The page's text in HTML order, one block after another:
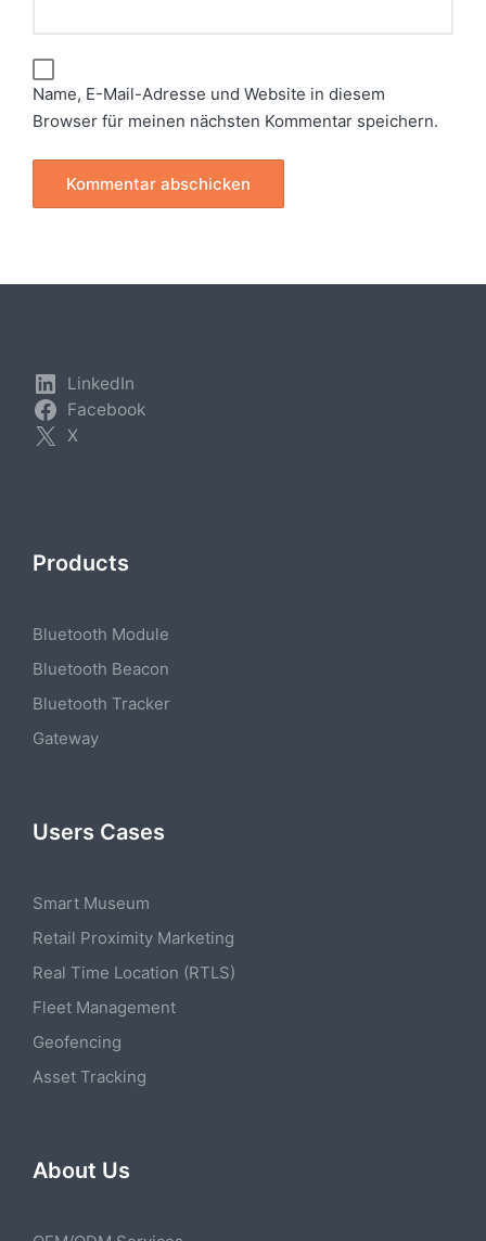
Name, E-Mail-Adresse und Website in diesem
Browser für meinen nächsten Kommentar speichern.
LinkedIn
Facebook
X
Products
Bluetooth Module
Bluetooth Beacon
Bluetooth Tracker
Gateway
Users Cases
Smart Museum
Retail Proximity Marketing
Real Time Location (RTLS)
Fleet Management
Geofencing
Asset Tracking
About Us